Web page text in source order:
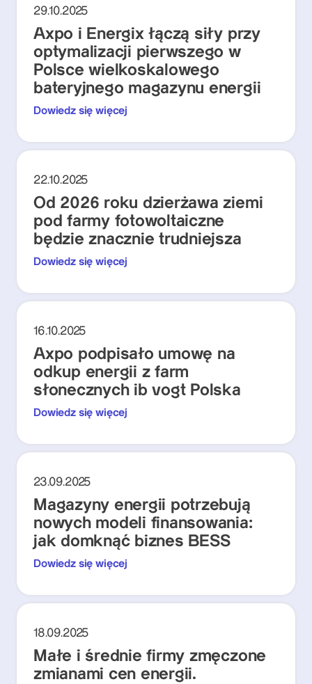
29.10.2025
Axpo i Energix łączą siły przy
optymalizacji pierwszego w
Polsce wielkoskalowego
bateryjnego magazynu energii
Dowiedz się więcej
22.10.2025
Od 2026 roku dzierżawa ziemi
pod farmy fotowoltaiczne
będzie znacznie trudniejsza
Dowiedz się więcej
16.10.2025
Axpo podpisało umowę na
odkup energii z farm
słonecznych ib vogt Polska
Dowiedz się więcej
23.09.2025
Magazyny energii potrzebują
nowych modeli finansowania:
jak domknąć biznes BESS
Dowiedz się więcej
18.09.2025
Małe i średnie firmy zmęczone
zmianami cen energii.